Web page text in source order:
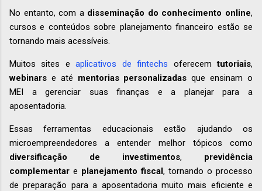
No entanto, com a disseminação do conhecimento online,
cursos e conteúdos sobre planejamento financeiro estão se
tornando mais acessíveis.
Muitos sites eaplicativos de fintechs oferecemtutoriais,
webinars e até mentorias personalizadas que ensinam o
MEI a gerenciar suas finanças e a planejar para a
aposentadoria.
Essas ferramentas educacionais estão ajudando os
microempreendedores a entender melhor tópicos como
diversificação de investimentos, previdência
complementar e planejamento fiscal, tornando o processo
de preparação para a aposentadoria muito mais eficiente e